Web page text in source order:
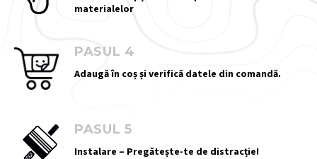
materialelor
PASUL 4
Adaugă în coș și verifică datele din comandă.
PASUL 5
Instalare – Pregătește-te de distracție!